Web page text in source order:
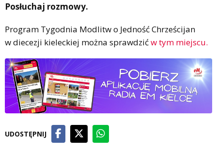
Posłuchaj rozmowy.
Program Tygodnia Modlitw o Jedność Chrześcijan
w diecezji kieleckiej można sprawdzićw tym miejscu.
UDOSTĘPNIJ